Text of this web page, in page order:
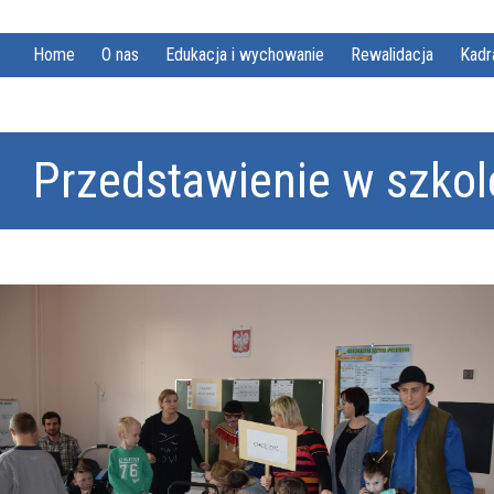
Home O nas Edukacja i wychowanie Rewalidacja
Przedstawienie w